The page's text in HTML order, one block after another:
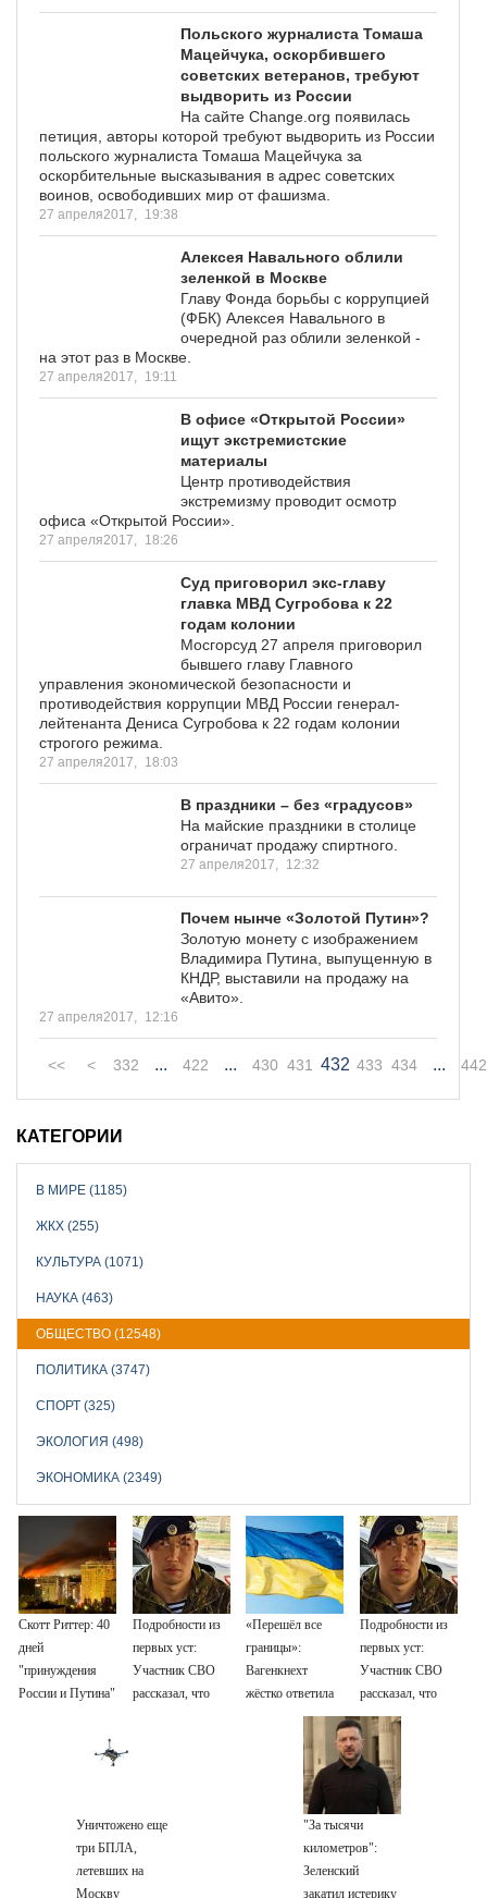
Польского журналиста Томаша
Мацейчука, оскорбившего
советских ветеранов, требуют
выдворить из России
На сайте Change.org появилась
петиция, авторы которой требуют выдворить из России
польского журналиста Томаша Мацейчука за
оскорбительные высказывания в адрес советских
воинов, освободивших мир от фашизма.
27 апреля2017, 19:38
Алексея Навального облили
зеленкой в Москве
Главу Фонда борьбы с коррупцией
(ФБК) Алексея Навального в
очередной раз облили зеленкой -
на этот раз в Москве.
27 апреля2017, 19:11
В офисе «Открытой России»
ищут экстремистские
материалы
Центр противодействия
экстремизму проводит осмотр
офиса «Открытой России».
27 апреля2017, 18:26
Суд приговорил экс-главу
главка МВД Сугробова к 22
годам колонии
Мосгорсуд 27 апреля приговорил
бывшего главу Главного
управления экономической безопасности и
противодействия коррупции МВД России генерал-
лейтенанта Дениса Сугробова к 22 годам колонии
строгого режима.
27 апреля2017, 18:03
В праздники – без «градусов»
На майские праздники в столице
ограничат продажу спиртного.
27 апреля2017, 12:32
Почем нынче «Золотой Путин»?
Золотую монету с изображением
Владимира Путина, выпущенную в
КНДР, выставили на продажу на
«Авито».
27 апреля2017, 12:16
<< < 332 ... 422 ... 430 431 432 433 434 ... 442
КАТЕГОРИИ
В МИРЕ (1185)
ЖКХ (255)
КУЛЬТУРА (1071)
НАУКА (463)
ОБЩЕСТВО (12548)
ПОЛИТИКА (3747)
СПОРТ (325)
ЭКОЛОГИЯ (498)
ЭКОНОМИКА (2349)
Скотт Риттер: 40
дней
"принуждения
России и Путина"
Подробности из
первых уст:
Участник СВО
рассказал, что
«Перешёл все
границы»:
Вагенкнехт
жёстко ответила
послу Украины
Подробности из
первых уст:
Участник СВО
рассказал, что
спасло его в
схватке с
медведем
Уничтожено еще
три БПЛА,
летевших на
Москву
"За тысячи
километров":
Зеленский
закатил истерику